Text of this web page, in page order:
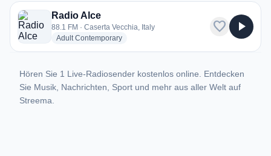
1 Radiosender aus Caserta Vecchia
Radio Alce
88.1 FM · Caserta Vecchia, Italy
Adult Contemporaryradio stations
favorite play_arrow
Hören Sie 1 Live-Radiosender kostenlos online. Entdecken
Sie Musik, Nachrichten, Sport und mehr aus aller Welt auf
Streema.